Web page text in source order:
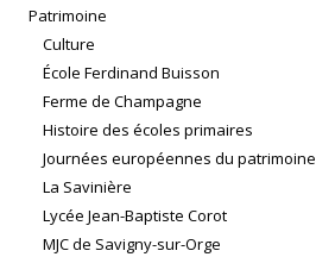
Patrimoine
Culture
École Ferdinand Buisson
Ferme de Champagne
Histoire des écoles primaires
Journées européennes du patrimoine
La Savinière
Lycée Jean-Baptiste Corot
MJC de Savigny-sur-Orge